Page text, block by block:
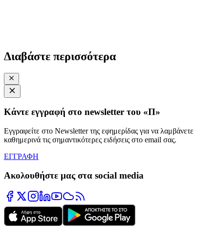
Διαβάστε περισσότερα
Κάντε εγγραφή στο newsletter του «Π»
Εγγραφείτε στο Newsletter της εφημερίδας για να λαμβάνετε
καθημερινά τις σημαντικότερες ειδήσεις στο email σας.
ΕΓΓΡΑΦΗ
Ακολουθήστε μας στα social media